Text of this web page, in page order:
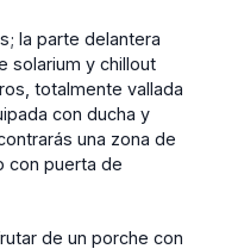
la parte delantera
solarium y chillout
totalmente vallada
con ducha y
una zona de
con puerta de
de un porche con